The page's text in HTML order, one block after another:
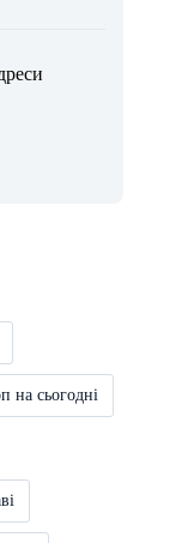
на сьогодні